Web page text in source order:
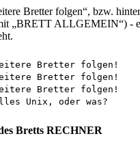
Bretter folgen“, bzw.
„BRETT ALLGEMEIN“) -
Bretter folgen!
Bretter folgen!
Bretter folgen!
Bretts RECHNER